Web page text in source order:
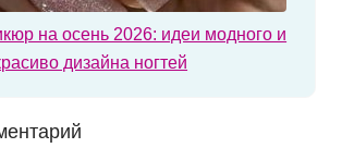
на осень 2026: идеи модного и
дизайна ногтей